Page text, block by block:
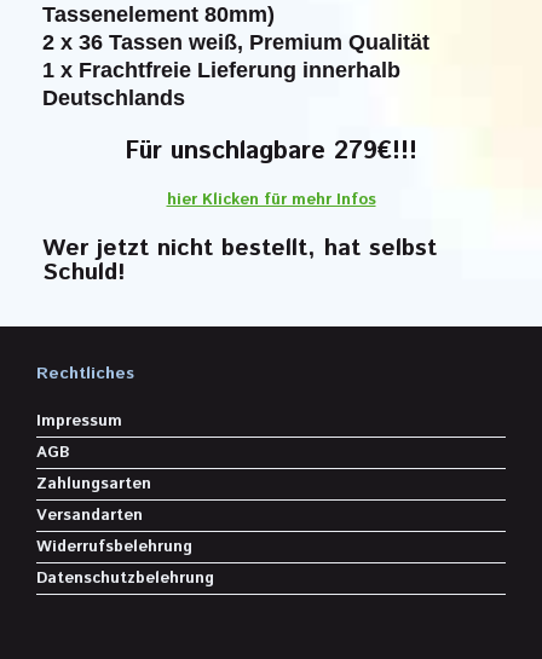
Tassenelement 80mm)
2 x 36 Tassen weiß, Premium Qualität
1 x Frachtfreie Lieferung innerhalb
Deutschlands
Für unschlagbare 279€!!!
hier Klicken für mehr Infos
Wer jetzt nicht bestellt, hat selbst
Schuld!
Rechtliches
Impressum
AGB
Zahlungsarten
Versandarten
Widerrufsbelehrung
Datenschutzbelehrung